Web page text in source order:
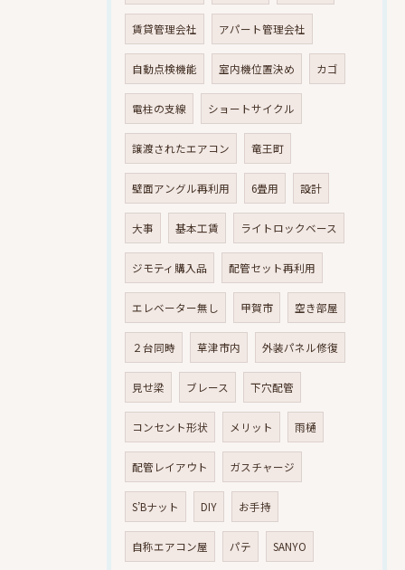
賃貸管理会社 アパート管理会社
自動点検機能 室内機位置決め カゴ
電柱の支線 ショートサイクル
譲渡されたエアコン 竜王町
壁面アングル再利用 6畳用 設計
大事 基本工賃 ライトロックベース
ジモティ購入品 配管セット再利用
エレベーター無し 甲賀市 空き部屋
２台同時 草津市内 外装パネル修復
見せ梁 ブレース 下穴配管
コンセント形状 メリット 雨樋
配管レイアウト ガスチャージ
S’Bナット DIY お手持
自称エアコン屋 パテ SANYO